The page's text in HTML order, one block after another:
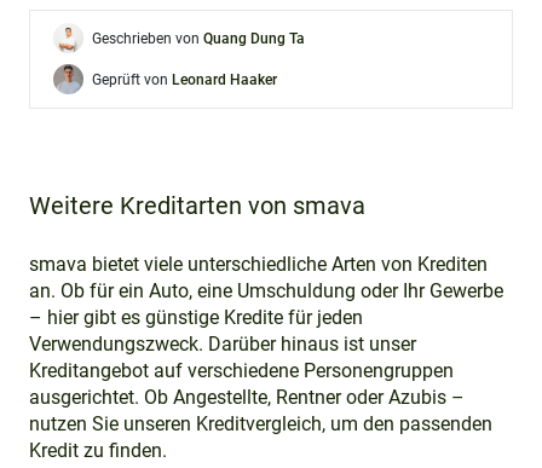
Geschrieben von Quang Dung Ta
Geprüft von Leonard Haaker
Weitere Kreditarten von smava
smava bietet viele unterschiedliche Arten von Krediten
an. Ob für ein Auto, eine Umschuldung oder Ihr Gewerbe
– hier gibt es günstige Kredite für jeden
Verwendungszweck. Darüber hinaus ist unser
Kreditangebot auf verschiedene Personengruppen
ausgerichtet. Ob Angestellte, Rentner oder Azubis –
nutzen Sie unseren Kreditvergleich, um den passenden
Kredit zu finden.